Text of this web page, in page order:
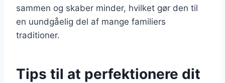
sammen og skaber minder, hvilket gør den til
en uundgåelig del af mange familiers
traditioner.
Tips til at perfektionere dit